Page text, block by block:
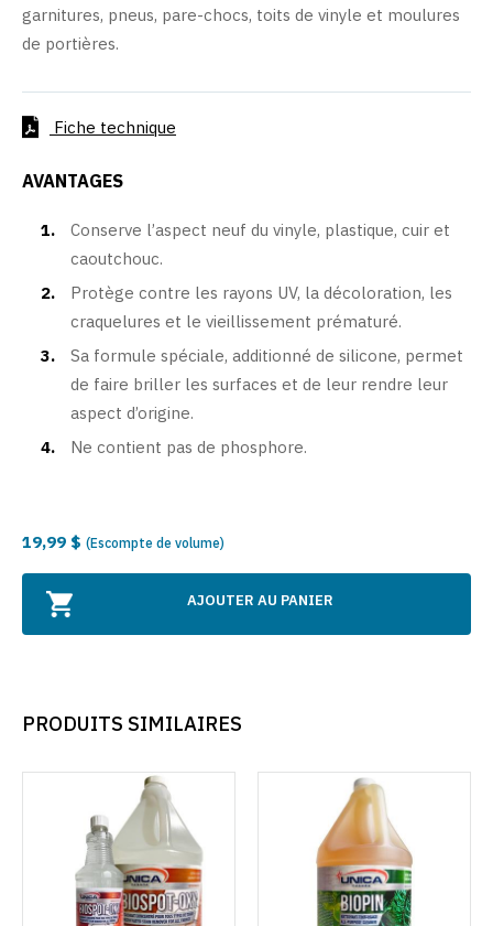
garnitures, pneus, pare-chocs, toits de vinyle et moulures
de portières.
Fiche technique
AVANTAGES
Conserve l’aspect neuf du vinyle, plastique, cuir et
caoutchouc.
Protège contre les rayons UV, la décoloration, les
craquelures et le vieillissement prématuré.
Sa formule spéciale, additionné de silicone, permet
de faire briller les surfaces et de leur rendre leur
aspect d’origine.
Ne contient pas de phosphore.
19,99 $ (Escompte de volume)
AJOUTER AU PANIER
PRODUITS SIMILAIRES